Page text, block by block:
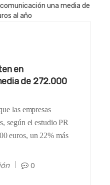
en
de 272.000
las empresas
según el estudio PR
euros, un 22% más
0